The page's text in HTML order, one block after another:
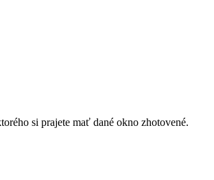
si prajete mať dané okno zhotovené.